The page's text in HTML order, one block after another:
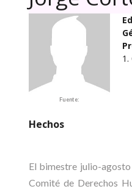
Fuente:
1.
Hechos
El bimestre julio-
Comité de Derechos